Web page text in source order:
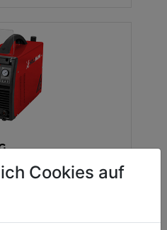
Cookies auf